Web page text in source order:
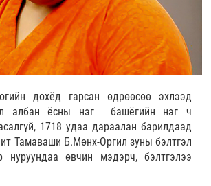
дохёд гарсан өдрөөсөө эхлээд
албан ёсны нэг башёгийн нэг ч
1718 удаа дараалан барилдаад
Тамаваши Б.Мөнх-Оргил зуны бэлтгэл
нуруундаа өвчин мэдэрч, бэлтгэлээ